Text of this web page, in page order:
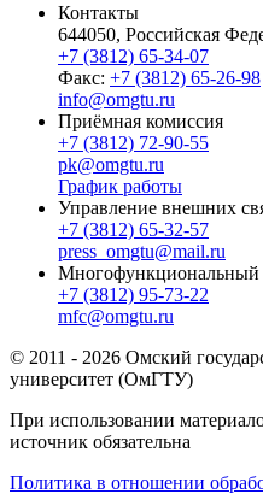
Контакты
644050, Российская
+7 (3812) 65-34-07
Факс: +7 (3812) 65-26-98
info@omgtu.ru
Приёмная комиссия
+7 (3812) 72-90-55
pk@omgtu.ru
График работы
Управление внешних
+7 (3812) 65-32-57
press_omgtu@mail.ru
Многофункциональный
+7 (3812) 95-73-22
mfc@omgtu.ru
© 2011 - 2026 Омский
университет (ОмГТУ)
При использовании
источник обязательна
Политика в отношении